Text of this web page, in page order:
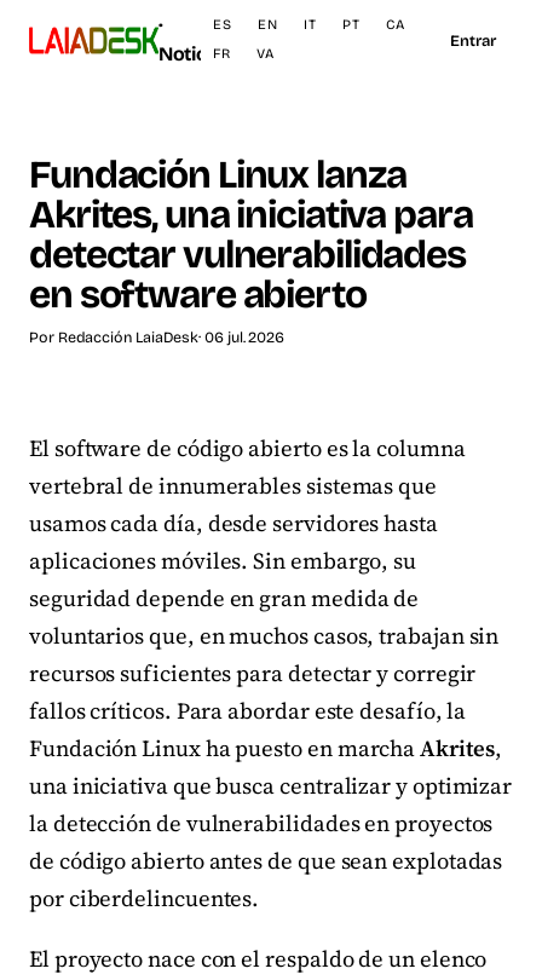
·
Noticias
ES EN IT PT
CA
FR
VA
Entrar
Fundación Linux lanza
Akrites, una iniciativa para
detectar vulnerabilidades
en software abierto
Por Redacción LaiaDesk· 06 jul. 2026
El software de código abierto es la columna
vertebral de innumerables sistemas que
usamos cada día, desde servidores hasta
aplicaciones móviles. Sin embargo, su
seguridad depende en gran medida de
voluntarios que, en muchos casos, trabajan sin
recursos suficientes para detectar y corregir
fallos críticos. Para abordar este desafío, la
Fundación Linux ha puesto en marchaAkrites,
una iniciativa que busca centralizar y optimizar
la detección de vulnerabilidades en proyectos
de código abierto antes de que sean explotadas
por ciberdelincuentes.
El proyecto nace con el respaldo de un elenco